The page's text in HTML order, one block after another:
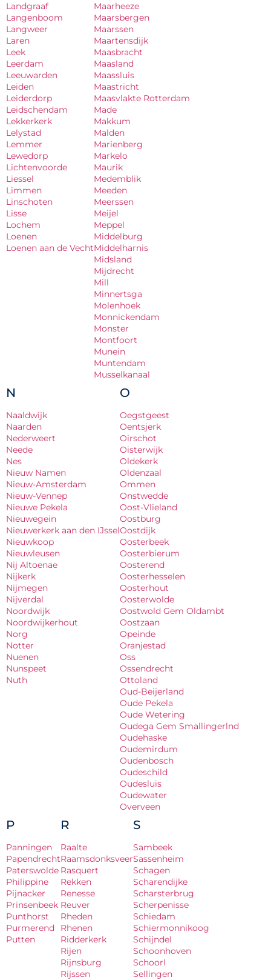
Landgraaf
Langenboom
Langweer
Laren
Leek
Leerdam
Leeuwarden
Leiden
Leiderdorp
Leidschendam
Lekkerkerk
Lelystad
Lemmer
Lewedorp
Lichtenvoorde
Liessel
Limmen
Linschoten
Lisse
Lochem
Loenen
Loenen aan de Vecht
Maarheeze
Maarsbergen
Maarssen
Maartensdijk
Maasbracht
Maasland
Maassluis
Maastricht
Maasvlakte Rotterdam
Made
Makkum
Malden
Marienberg
Markelo
Maurik
Medemblik
Meeden
Meerssen
Meijel
Meppel
Middelburg
Middelharnis
Midsland
Mijdrecht
Mill
Minnertsga
Molenhoek
Monnickendam
Monster
Montfoort
Munein
Muntendam
Musselkanaal
N
Naaldwijk
Naarden
Nederweert
Neede
Nes
Nieuw Namen
Nieuw-Amsterdam
Nieuw-Vennep
Nieuwe Pekela
Nieuwegein
Nieuwerkerk aan den IJssel
Nieuwkoop
Nieuwleusen
Nij Altoenae
Nijkerk
Nijmegen
Nijverdal
Noordwijk
Noordwijkerhout
Norg
Notter
Nuenen
Nunspeet
Nuth
O
Oegstgeest
Oentsjerk
Oirschot
Oisterwijk
Oldekerk
Oldenzaal
Ommen
Onstwedde
Oost-Vlieland
Oostburg
Oostdijk
Oosterbeek
Oosterbierum
Oosterend
Oosterhesselen
Oosterhout
Oosterwolde
Oostwold Gem Oldambt
Oostzaan
Opeinde
Oranjestad
Oss
Ossendrecht
Ottoland
Oud-Beijerland
Oude Pekela
Oude Wetering
Oudega Gem Smallingerlnd
Oudehaske
Oudemirdum
Oudenbosch
Oudeschild
Oudesluis
Oudewater
Overveen
P
Panningen
Papendrecht
Paterswolde
Philippine
Pijnacker
Prinsenbeek
Punthorst
Purmerend
Putten
R
Raalte
Raamsdonksveer
Rasquert
Rekken
Renesse
Reuver
Rheden
Rhenen
Ridderkerk
Rijen
Rijnsburg
Rijssen
S
Sambeek
Sassenheim
Schagen
Scharendijke
Scharsterbrug
Scherpenisse
Schiedam
Schiermonnikoog
Schijndel
Schoonhoven
Schoorl
Sellingen